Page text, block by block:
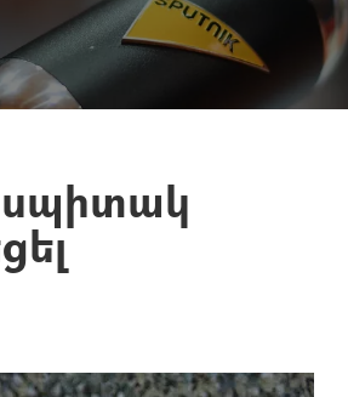
սպիտակ